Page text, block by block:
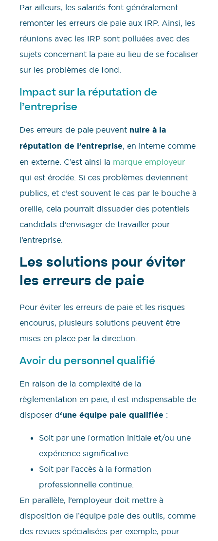
Par ailleurs, les salariés font généralement
remonter les erreurs de paie aux IRP. Ainsi, les
réunions avec les IRP sont polluées avec des
sujets concernant la paie au lieu de se focaliser
sur les problèmes de fond.
Impact sur la réputation de
l’entreprise
Des erreurs de paie peuvent nuire à la
réputation de l’entreprise, en interne comme
en externe. C’est ainsi la marque employeur
qui est érodée. Si ces problèmes deviennent
publics, et c’est souvent le cas par le bouche à
oreille, cela pourrait dissuader des potentiels
candidats d’envisager de travailler pour
l’entreprise.
Les solutions pour éviter
les erreurs de paie
Pour éviter les erreurs de paie et les risques
encourus, plusieurs solutions peuvent être
mises en place par la direction.
Avoir du personnel qualifié
En raison de la complexité de la
règlementation en paie, il est indispensable de
disposer d‘une équipe paie qualifiée :
Soit par une formation initiale et/ou une
expérience significative.
Soit par l’accès à la formation
professionnelle continue.
En parallèle, l’employeur doit mettre à
disposition de l’équipe paie des outils, comme
des revues spécialisées par exemple, pour